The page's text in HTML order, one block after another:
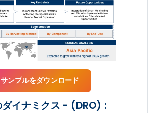
サンプルをダウンロード
イナミクス - (DRO) :